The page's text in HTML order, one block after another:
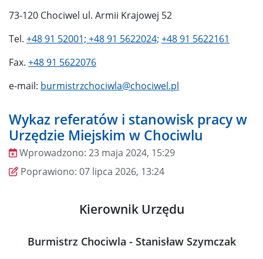
73-120 Chociwel ul. Armii Krajowej 52
Tel. +48 91 52001; +48 91 5622024; +48 91 5622161
Fax. +48 91 5622076
e-mail: burmistrzchociwla@chociwel.pl
Wykaz referatów i stanowisk pracy w
Urzędzie Miejskim w Chociwlu
Wprowadzono
Wprowadzono: 23 maja 2024, 15:29
Poprawiono
Poprawiono: 07 lipca 2026, 13:24
Kierownik Urzędu
Burmistrz Chociwla - Stanisław Szymczak